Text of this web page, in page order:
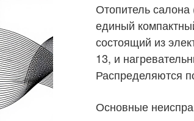
Отопитель
единый
состоящий из
13, и
Распределяются
Основные